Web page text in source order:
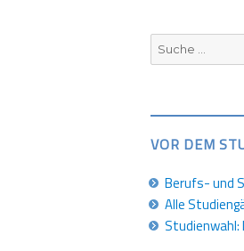
Suche
nach:
VOR DEM
Berufs- und
Alle
Studienwahl: